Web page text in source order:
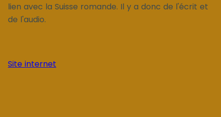
lien avec la Suisse romande. Il y a donc de l'écrit et
de l'audio.
Site internet